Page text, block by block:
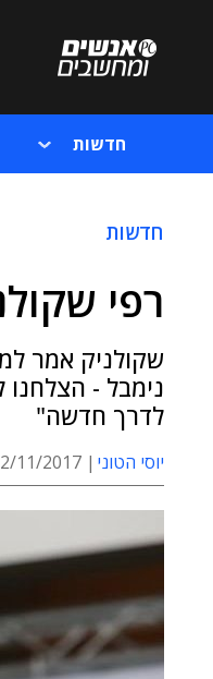
חדשות
חדשות
רפי
שקולניק אמר
נימבל - הצלחנו
לדרך חדשה"
יוסי הטוני 11/2017 08:53